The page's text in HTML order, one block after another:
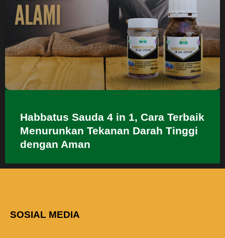
Habbatus Sauda 4 in 1, Cara Terbaik
Menurunkan Tekanan Darah Tinggi
dengan Aman
SOSIAL MEDIA